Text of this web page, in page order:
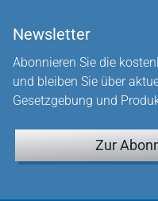
Newsletter
Abonnieren Sie die
und bleiben Sie über
Gesetzgebung und
Zur